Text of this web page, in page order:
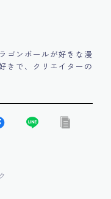
ゴンボールが好きな漫
きで、クリエイターの